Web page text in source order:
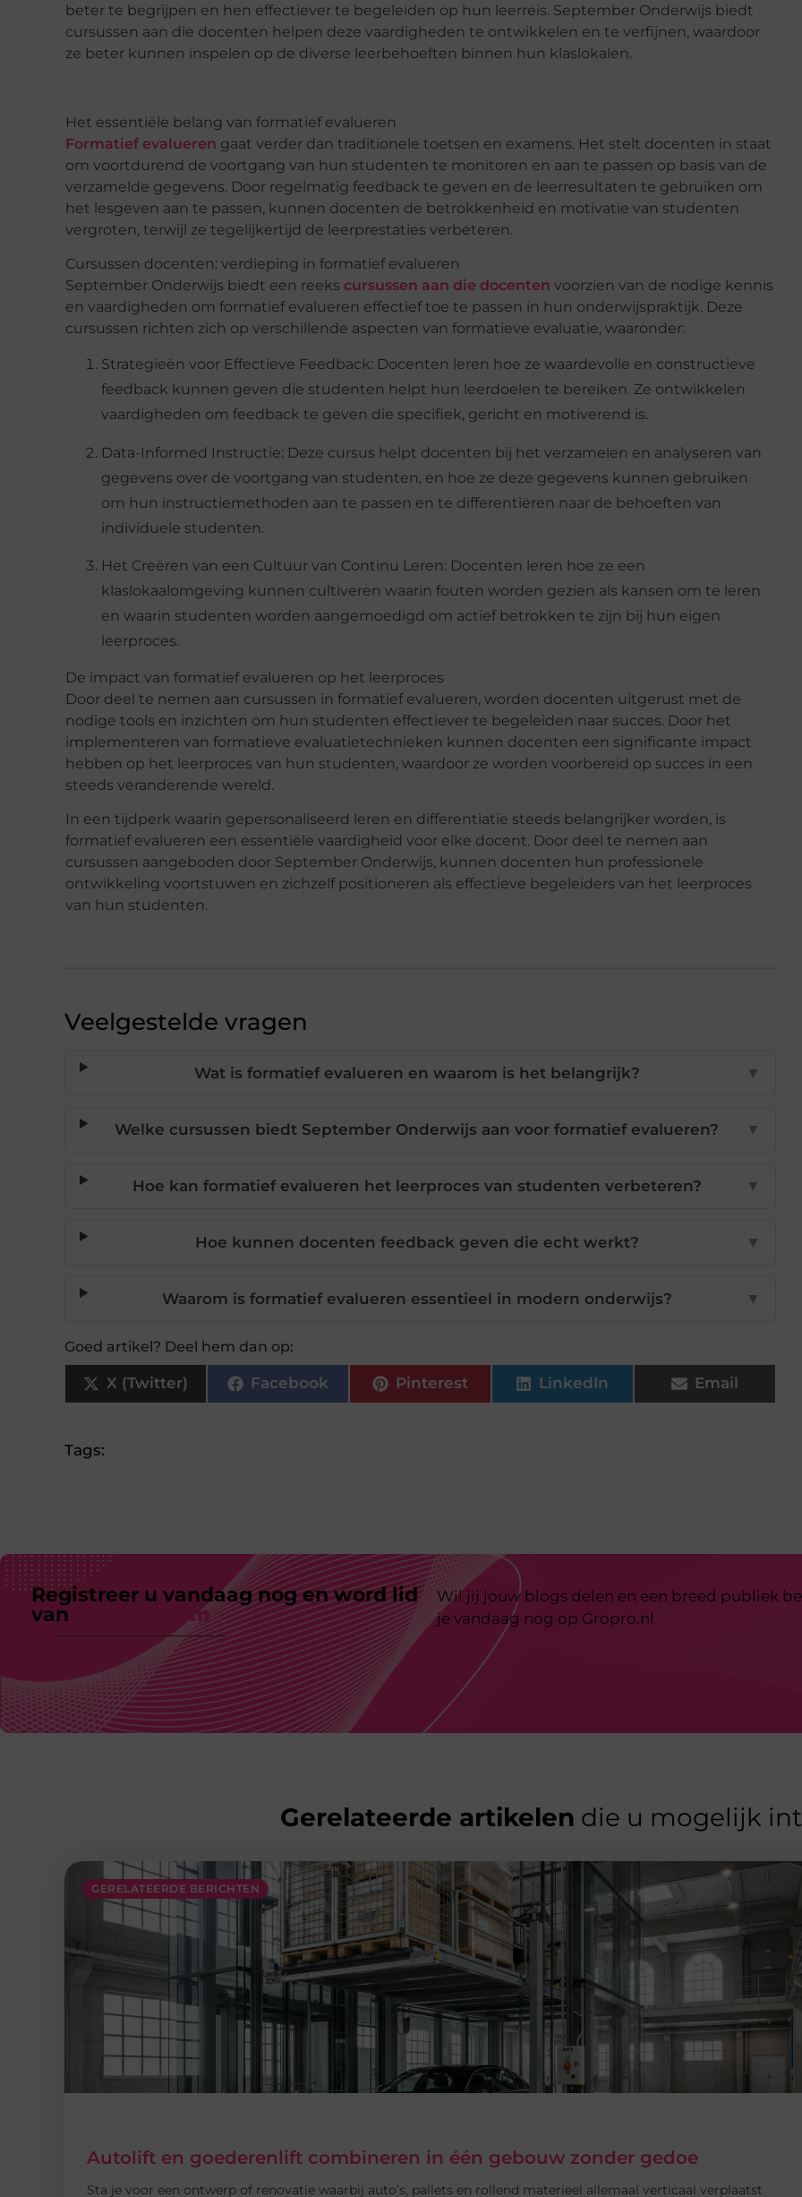
beter te begrijpen en hen effectiever te begeleiden op hun leerreis. September Onderwijs biedt
cursussen aan die docenten helpen deze vaardigheden te ontwikkelen en te verfijnen, waardoor
ze beter kunnen inspelen op de diverse leerbehoeften binnen hun klaslokalen.
Het essentiële belang van formatief evalueren
Formatief evalueren gaat verder dan traditionele toetsen en examens. Het stelt docenten in staat
om voortdurend de voortgang van hun studenten te monitoren en aan te passen op basis van de
verzamelde gegevens. Door regelmatig feedback te geven en de leerresultaten te gebruiken om
het lesgeven aan te passen, kunnen docenten de betrokkenheid en motivatie van studenten
vergroten, terwijl ze tegelijkertijd de leerprestaties verbeteren.
Cursussen docenten: verdieping in formatief evalueren
September Onderwijs biedt een reeks cursussen aan die docenten voorzien van de nodige kennis
en vaardigheden om formatief evalueren effectief toe te passen in hun onderwijspraktijk. Deze
cursussen richten zich op verschillende aspecten van formatieve evaluatie, waaronder:
Strategieën voor Effectieve Feedback: Docenten leren hoe ze waardevolle en constructieve
feedback kunnen geven die studenten helpt hun leerdoelen te bereiken. Ze ontwikkelen
vaardigheden om feedback te geven die specifiek, gericht en motiverend is.
Data-Informed Instructie: Deze cursus helpt docenten bij het verzamelen en analyseren van
gegevens over de voortgang van studenten, en hoe ze deze gegevens kunnen gebruiken
om hun instructiemethoden aan te passen en te differentiëren naar de behoeften van
individuele studenten.
Het Creëren van een Cultuur van Continu Leren: Docenten leren hoe ze een
klaslokaalomgeving kunnen cultiveren waarin fouten worden gezien als kansen om te leren
en waarin studenten worden aangemoedigd om actief betrokken te zijn bij hun eigen
leerproces.
De impact van formatief evalueren op het leerproces
Door deel te nemen aan cursussen in formatief evalueren, worden docenten uitgerust met de
nodige tools en inzichten om hun studenten effectiever te begeleiden naar succes. Door het
implementeren van formatieve evaluatietechnieken kunnen docenten een significante impact
hebben op het leerproces van hun studenten, waardoor ze worden voorbereid op succes in een
steeds veranderende wereld.
In een tijdperk waarin gepersonaliseerd leren en differentiatie steeds belangrijker worden, is
formatief evalueren een essentiële vaardigheid voor elke docent. Door deel te nemen aan
cursussen aangeboden door September Onderwijs, kunnen docenten hun professionele
ontwikkeling voortstuwen en zichzelf positioneren als effectieve begeleiders van het leerproces
van hun studenten.
Veelgestelde vragen
Wat is formatief evalueren en waarom is het belangrijk? ▼
Welke cursussen biedt September Onderwijs aan voor formatief evalueren? ▼
Hoe kan formatief evalueren het leerproces van studenten verbeteren? ▼
Hoe kunnen docenten feedback geven die echt werkt? ▼
Waarom is formatief evalueren essentieel in modern onderwijs? ▼
Goed artikel? Deel hem dan op:
X (Twitter) Facebook Pinterest LinkedIn Email
Tags:
Registreer u vandaag nog en word lid
van
ons platform
Wil jij jouw blogs delen en een breed publiek
je vandaag nog op Gropro.nl
Gerelateerde artikelen die u mogelijk
GERELATEERDE BERICHTEN
Autolift en goederenlift combineren in één gebouw zonder gedoe
Sta je voor een ontwerp of renovatie waarbij auto’s, pallets en rollend materieel allemaal verticaal verplaatst